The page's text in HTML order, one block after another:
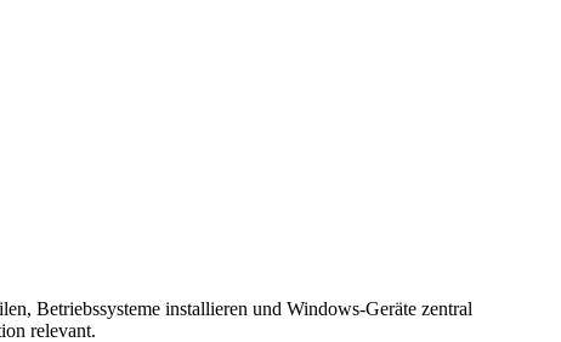
Betriebssysteme installieren und Windows-Geräte zentral
relevant.